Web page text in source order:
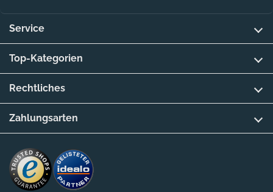
Service
Top-Kategorien
Rechtliches
Zahlungsarten